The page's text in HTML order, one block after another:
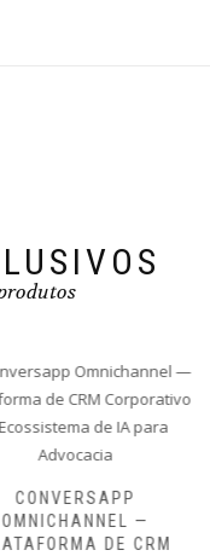
CONVERSAPP
OMNICHANNEL —
DE CRM